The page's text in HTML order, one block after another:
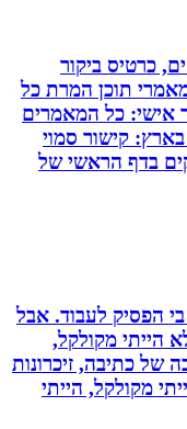
ביקור
של עד 24 מאמרי תוכן המרת כל
כל המאמרים
סמוי
הראשי של
לעבוד. אבל
מקולקל,
זיכרונות
הייתי